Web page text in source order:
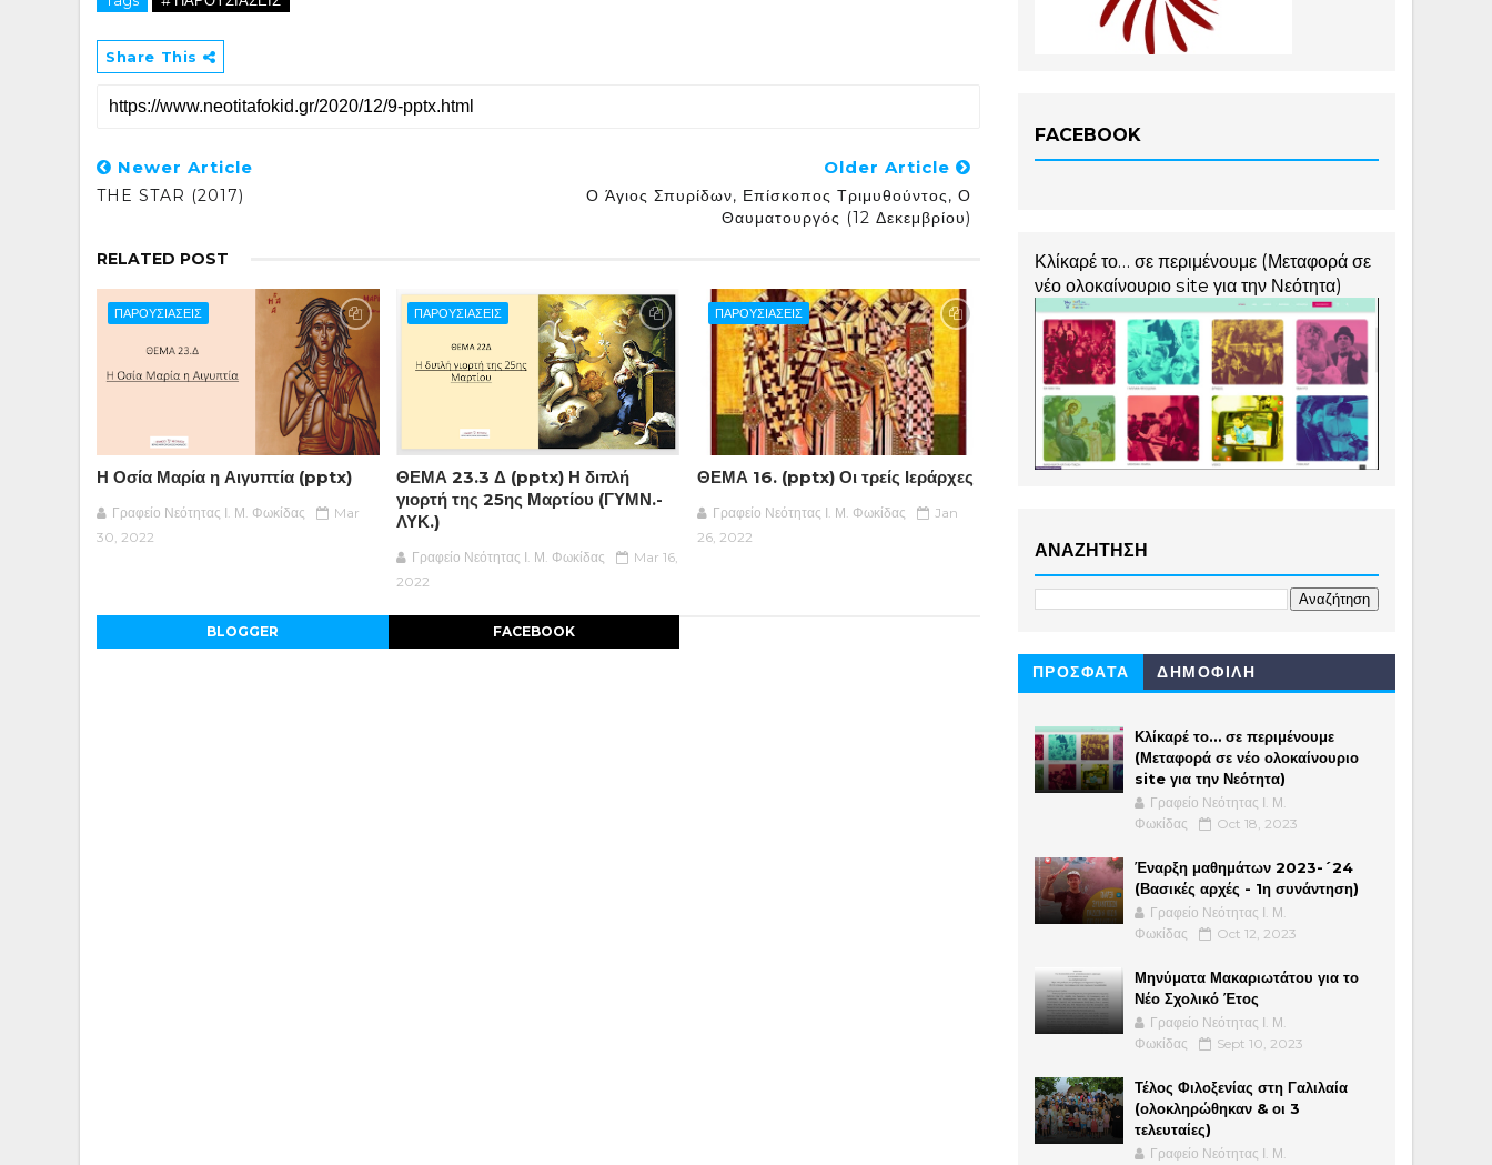
Share This
Newer Article
THE STAR (2017)
Older Article
Ο Άγιος Σπυρίδων, Επίσκοπος Τριμυθούντος, Ο
Θαυματουργός (12 Δεκεμβρίου)
RELATED POST
ΠΑΡΟΥΣΙΑΣΕΙΣ
Η Οσία Μαρία η Αιγυπτία (pptx)
Γραφείο Νεότητας Ι. Μ. Φωκίδας
Mar
30, 2022
ΠΑΡΟΥΣΙΑΣΕΙΣ
ΘΕΜΑ 23.3 Δ (pptx) Η διπλή
γιορτή της 25ης Μαρτίου (ΓΥΜΝ.-
ΛΥΚ.)
Γραφείο Νεότητας Ι. Μ. Φωκίδας
Mar 16,
2022
ΠΑΡΟΥΣΙΑΣΕΙΣ
ΘΕΜΑ 16. (pptx) Οι τρείς Ιεράρχες
Γραφείο Νεότητας Ι. Μ. Φωκίδας
Jan
26, 2022
BLOGGER FACEBOOK
FACEBOOK
Κλίκαρέ το… σε περιμένουμε (Μεταφορά σε
νέο ολοκαίνουριο site για την Νεότητα)
ΑΝΑΖΗΤΗΣΗ
ΠΡΟΣΦΑΤΑ ΔΗΜΟΦΙΛΗ
Κλίκαρέ το… σε περιμένουμε
(Μεταφορά σε νέο ολοκαίνουριο
site για την Νεότητα)
Γραφείο Νεότητας Ι. Μ.
Φωκίδας
Oct 18, 2023
Έναρξη μαθημάτων 2023-´24
(Βασικές αρχές - 1η συνάντηση)
Γραφείο Νεότητας Ι. Μ.
Φωκίδας
Oct 12, 2023
Μηνύματα Μακαριωτάτου για το
Νέο Σχολικό Έτος
Γραφείο Νεότητας Ι. Μ.
Φωκίδας
Sept 10, 2023
Τέλος Φιλοξενίας στη Γαλιλαία
(ολοκληρώθηκαν & οι 3
τελευταίες)
Γραφείο Νεότητας Ι. Μ.